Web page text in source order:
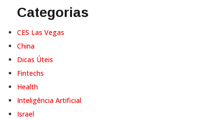
Categorias
CES Las Vegas
China
Dicas Úteis
Fintechs
Health
Inteligência Artificial
Israel